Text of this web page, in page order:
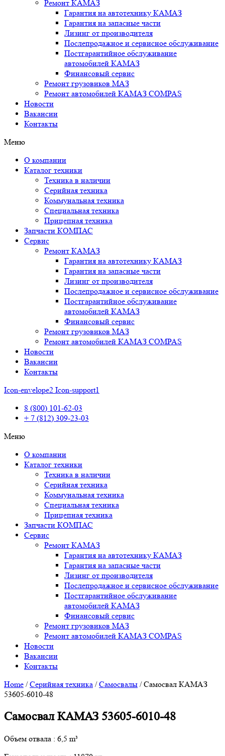
Ремонт КАМАЗ
Гарантия на автотехнику КАМАЗ
Гарантия на запасные части
Лизинг от производителя
Послепродажное и сервисное обслуживание
Постгарантийное обслуживание
автомобилей КАМАЗ
Финансовый сервис
Ремонт грузовиков МАЗ
Ремонт автомобилей КАМАЗ COMPAS
Новости
Вакансии
Контакты
Меню
О компании
Каталог техники
Техника в наличии
Серийная техника
Коммунальная техника
Специальная техника
Прицепная техника
Запчасти КОМПАС
Сервис
Ремонт КАМАЗ
Гарантия на автотехнику КАМАЗ
Гарантия на запасные части
Лизинг от производителя
Послепродажное и сервисное обслуживание
Постгарантийное обслуживание
автомобилей КАМАЗ
Финансовый сервис
Ремонт грузовиков МАЗ
Ремонт автомобилей КАМАЗ COMPAS
Новости
Вакансии
Контакты
Icon-envelope2 Icon-support1
8 (800) 101-62-03
+ 7 (812) 309-23-03
Меню
О компании
Каталог техники
Техника в наличии
Серийная техника
Коммунальная техника
Специальная техника
Прицепная техника
Запчасти КОМПАС
Сервис
Ремонт КАМАЗ
Гарантия на автотехнику КАМАЗ
Гарантия на запасные части
Лизинг от производителя
Послепродажное и сервисное обслуживание
Постгарантийное обслуживание
автомобилей КАМАЗ
Финансовый сервис
Ремонт грузовиков МАЗ
Ремонт автомобилей КАМАЗ COMPAS
Новости
Вакансии
Контакты
Home /Серийная техника /Самосвалы / Самосвал КАМАЗ
53605-6010-48
Самосвал КАМАЗ 53605-6010-48
Объем отвала : 6,5 m³